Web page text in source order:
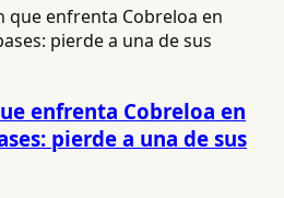
enfrenta Cobreloa en
pierde a una de sus